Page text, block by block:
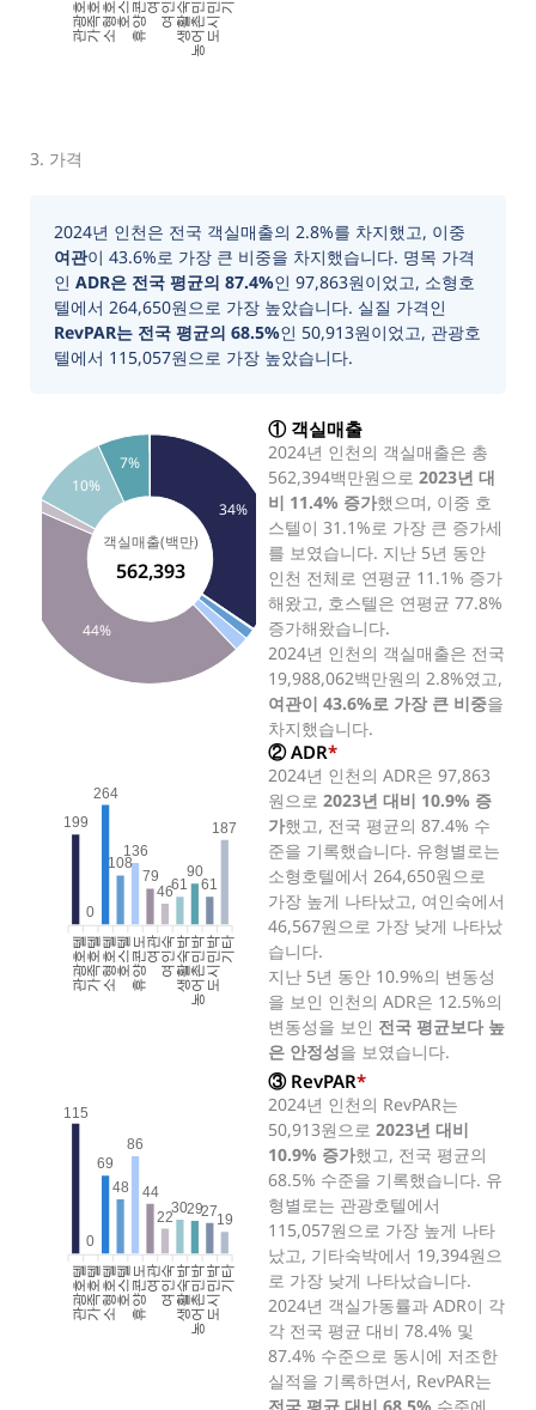
관광호텔가족호텔소형호텔휴양콘도 생활숙박농어촌민박도시민박
3. 가격
2024년 인천은 전국 객실매출의 2.8%를 차지했고, 이중
여관이 43.6%로 가장 큰 비중을 차지했습니다. 명목 가격
인 ADR은 전국 평균의 87.4%인 97,863원이었고, 소형호
텔에서 264,650원으로 가장 높았습니다. 실질 가격인
RevPAR는 전국 평균의 68.5%인 50,913원이었고, 관광호
텔에서 115,057원으로 가장 높았습니다.
34%
44%
10%
7%
객실매출(백만)
562,393
① 객실매출
2024년 인천의 객실매출은 총
562,394백만원으로 2023년 대
비 11.4% 증가했으며, 이중 호
스텔이 31.1%로 가장 큰 증가세
를 보였습니다. 지난 5년 동안
인천 전체로 연평균 11.1% 증가
해왔고, 호스텔은 연평균 77.8%
증가해왔습니다.
2024년 인천의 객실매출은 전국
19,988,062백만원의 2.8%였고,
여관이 43.6%로 가장 큰 비중을
차지했습니다.
199
0
264
108
136
79
4661
90
61
187
관광호텔가족호텔소형호텔호스텔휴양콘도여관여인숙생활숙박농어촌민박도시민박기타
② ADR*
2024년 인천의 ADR은 97,863
원으로 2023년 대비 10.9% 증
가했고, 전국 평균의 87.4% 수
준을 기록했습니다. 유형별로는
소형호텔에서 264,650원으로
가장 높게 나타났고, 여인숙에서
46,567원으로 가장 낮게 나타났
습니다.
지난 5년 동안 10.9%의 변동성
을 보인 인천의 ADR은 12.5%의
변동성을 보인 전국 평균보다 높
은 안정성을 보였습니다.
115
0
69
48
86
44
22
302927
19
관광호텔가족호텔소형호텔호스텔휴양콘도여관여인숙생활숙박농어촌민박도시민박기타
③ RevPAR*
2024년 인천의 RevPAR는
50,913원으로 2023년 대비
10.9% 증가했고, 전국 평균의
68.5% 수준을 기록했습니다. 유
형별로는 관광호텔에서
115,057원으로 가장 높게 나타
났고, 기타숙박에서 19,394원으
로 가장 낮게 나타났습니다.
2024년 객실가동률과 ADR이 각
각 전국 평균 대비 78.4% 및
87.4% 수준으로 동시에 저조한
실적을 기록하면서, RevPAR는